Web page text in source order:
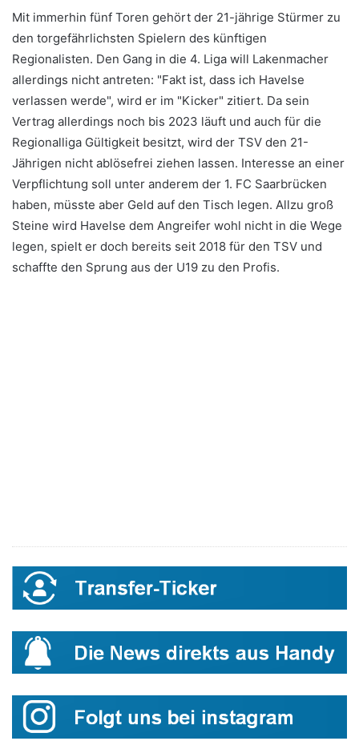
Mit immerhin fünf Toren gehört der 21-jährige Stürmer zu
den torgefährlichsten Spielern des künftigen
Regionalisten. Den Gang in die 4. Liga will Lakenmacher
allerdings nicht antreten: "Fakt ist, dass ich Havelse
verlassen werde", wird er im "Kicker" zitiert. Da sein
Vertrag allerdings noch bis 2023 läuft und auch für die
Regionalliga Gültigkeit besitzt, wird der TSV den 21-
Jährigen nicht ablösefrei ziehen lassen. Interesse an einer
Verpflichtung soll unter anderem der 1. FC Saarbrücken
haben, müsste aber Geld auf den Tisch legen. Allzu groß
Steine wird Havelse dem Angreifer wohl nicht in die Wege
legen, spielt er doch bereits seit 2018 für den TSV und
schaffte den Sprung aus der U19 zu den Profis.